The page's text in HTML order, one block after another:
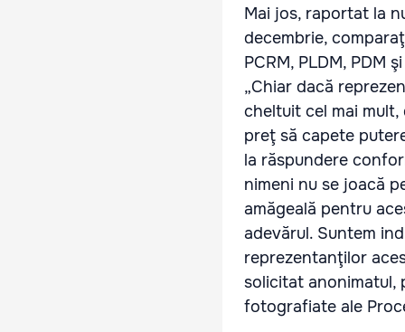
Mai jos, raportat la
decembrie,
PCRM, PLDM, PDM
„Chiar dacă
cheltuit cel mai
preţ să capete
la răspundere
nimeni nu se joacă
amăgeală pentru
adevărul. Suntem
reprezentanţilor
solicitat anonimatul,
fotografiate ale